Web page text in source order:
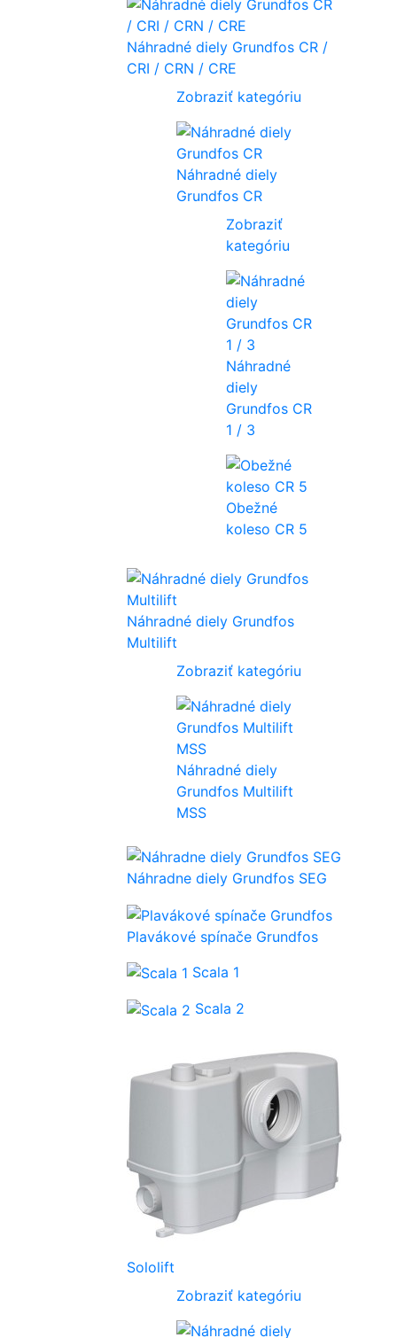
Náhradné diely Grundfos CR /
CRI / CRN / CRE
Zobraziť kategóriu
Náhradné diely
Grundfos CR
Zobraziť
kategóriu
Náhradné
diely
Grundfos CR
1 / 3
Obežné
koleso CR 5
Náhradné diely Grundfos
Multilift
Zobraziť kategóriu
Náhradné diely
Grundfos Multilift
MSS
Náhradne diely Grundfos SEG
Plavákové spínače Grundfos
Scala 1
Scala 2
Sololift
Zobraziť kategóriu